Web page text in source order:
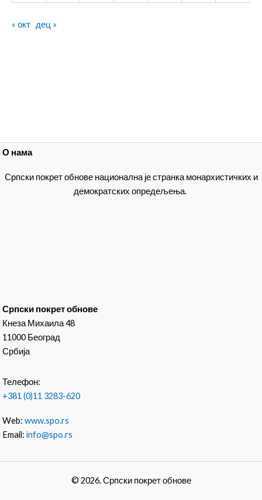
« окт дец »
О нама
Српски покрет обнове национална је странка монархистичких и
демократских опредељења.
Српски покрет обнове
Кнеза Михаила 48
11000 Београд
Србија
Телефон:
+381 (0)11 3283-620
Web:www.spo.rs
Email:info@spo.rs
© 2026. Српски покрет обнове